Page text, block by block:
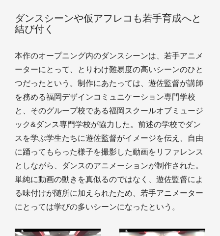
ダンスシーンや仮アフレコも若手育成へと
結び付く
本作のオープニング内のダンスシーンは、若手アニメ
ーターにとって、とりわけ難易度の高いシーンのひと
つだったという。制作にあたっては、遊佐監督が講師
を務める福岡デザインコミュニケーション専門学校
と、そのグループ校である福岡スクールオブミュージ
ック&ダンス専門学校が協力した。前述の学校でダン
スを学ぶ学生たちに遊佐監督がイメージを伝え、自由
に踊ってもらった様子を撮影した動画をリファレンス
としながら、ダンスのアニメーションが制作された。
単純に動画の動きを真似るのではなく、遊佐監督によ
る味付けが随所に加えられたため、若手アニメーター
にとっては学びの多いシーンになったという。